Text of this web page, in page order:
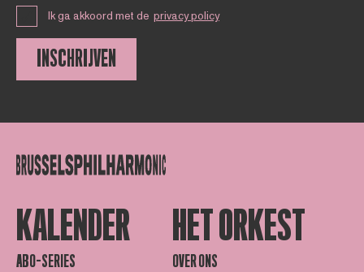
Ik ga akkoord met de privacy policy
INSCHRIJVEN
KALENDER
ABO-SERIES
HET ORKEST
OVER ONS